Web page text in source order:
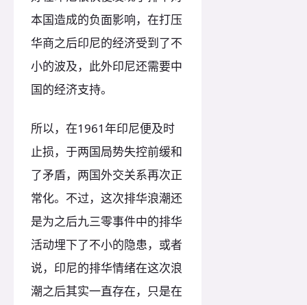
本国造成的负面影响，在打压
华商之后印尼的经济受到了不
小的波及，此外印尼还需要中
国的经济支持。
所以，在1961年印尼便及时
止损，于两国局势失控前缓和
了矛盾，两国外交关系再次正
常化。不过，这次排华浪潮还
是为之后九三零事件中的排华
活动埋下了不小的隐患，或者
说，印尼的排华情绪在这次浪
潮之后其实一直存在，只是在